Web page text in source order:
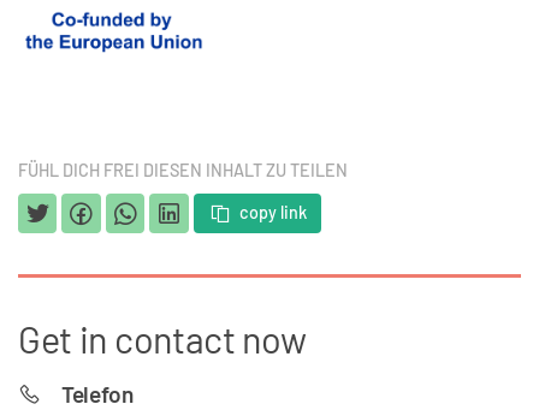
FÜHL DICH FREI DIESEN INHALT ZU TEILEN
copy link
Get in contact now
Telefon